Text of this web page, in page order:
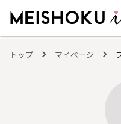
トップ マイページ